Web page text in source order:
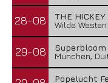
28-08
THE
Wilde
29-08
Munchen,
Popelucht